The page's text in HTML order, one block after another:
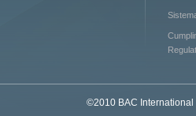
©2010 BAC International